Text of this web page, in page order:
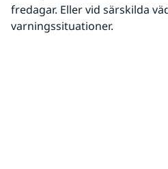
fredagar. Eller vid särskilda
varningssituationer.